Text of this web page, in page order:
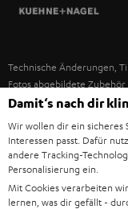
NEUHEITEN
UNSER MANAGEMENT
UNSERE WERTE
BILDUNGSRABATT
GESCHENKGUTSCHEIN
BARRIEREFREIHEIT
USA
WEITERE LÄNDER
Technische Änderungen,
Fotos abgebildete
Entsorgungsgebühren für
©2026 Lautsprecher
Impressum AGB
Vertrag widerrufen
Damit‘s nach dir
Wir wollen dir ein sicheres
Interessen passt. Dafür
andere Tracking-
Personalisierung ein.
Mit Cookies verarbeiten
lernen, was dir gefällt -